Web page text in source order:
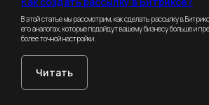
В этой статье мы рассмотрим, как сделать рассылку в
его аналогах, которые подойдут вашему бизнесу больше и
более точной настройки.
Читать